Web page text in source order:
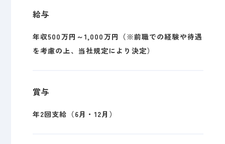
給与
年収500万円～1,000万円（※前職での経験や待遇
を考慮の上、当社規定により決定）
賞与
年2回支給（6月・12月）